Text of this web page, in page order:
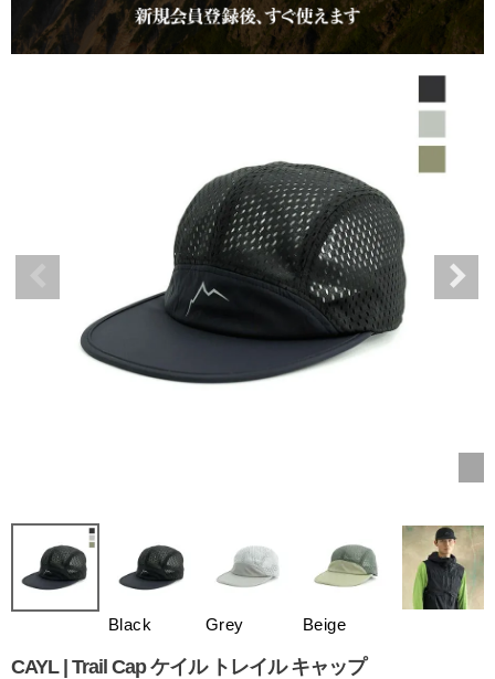
Black Grey Beige
CAYL | Trail Cap ケイル トレイル キャップ